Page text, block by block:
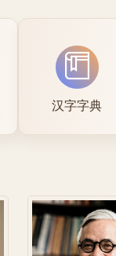
汉字字典